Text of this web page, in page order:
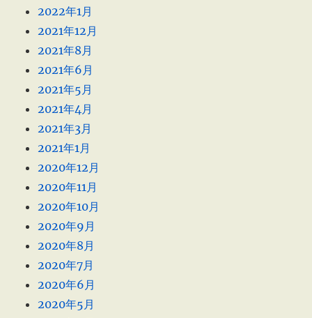
2022年1月
2021年12月
2021年8月
2021年6月
2021年5月
2021年4月
2021年3月
2021年1月
2020年12月
2020年11月
2020年10月
2020年9月
2020年8月
2020年7月
2020年6月
2020年5月